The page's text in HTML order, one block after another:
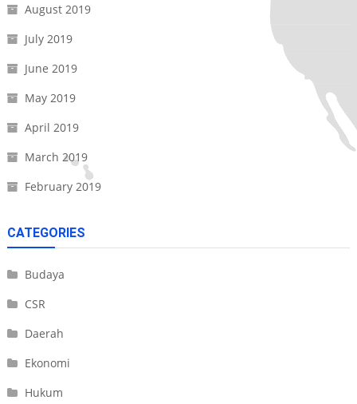
August 2019
July 2019
June 2019
May 2019
April 2019
March 2019
February 2019
CATEGORIES
Budaya
CSR
Daerah
Ekonomi
Hukum